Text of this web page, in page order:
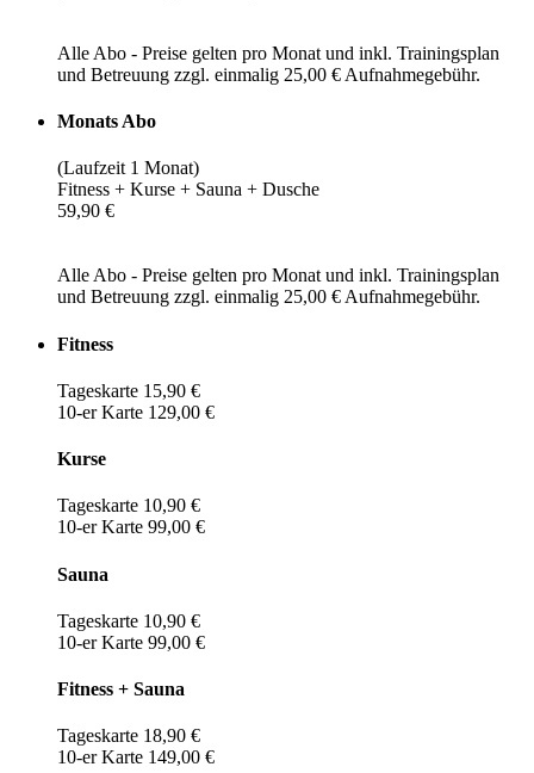
Alle Abo - Preise gelten pro Monat und inkl. Trainingsplan
und Betreuung zzgl. einmalig 25,00 € Aufnahmegebühr.
Monats Abo
(Laufzeit 1 Monat)
Fitness + Kurse + Sauna + Dusche
59,90 €
Alle Abo - Preise gelten pro Monat und inkl. Trainingsplan
und Betreuung zzgl. einmalig 25,00 € Aufnahmegebühr.
Fitness
Tageskarte 15,90 €
10-er Karte 129,00 €
Kurse
Tageskarte 10,90 €
10-er Karte 99,00 €
Sauna
Tageskarte 10,90 €
10-er Karte 99,00 €
Fitness + Sauna
Tageskarte 18,90 €
10-er Karte 149,00 €